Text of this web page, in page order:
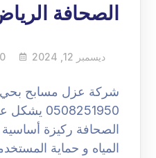
الصحافة
ديسمبر 12, 2024 0 Comments
شركة عزل مسابح بحي
الصحافة ركيزة
المياه و حماية